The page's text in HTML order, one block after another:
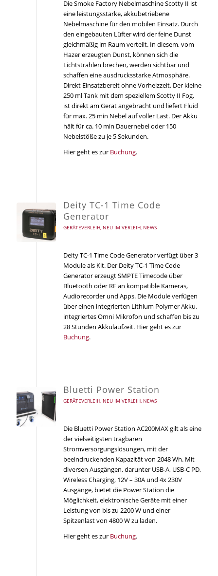
Die Smoke Factory Nebelmaschine Scotty II ist
eine leistungsstarke, akkubetriebene
Nebelmaschine für den mobilen Einsatz. Durch
den eingebauten Lüfter wird der feine Dunst
gleichmäßig im Raum verteilt. In diesem, vom
Hazer erzeugten Dunst, können sich die
Lichtstrahlen brechen, werden sichtbar und
schaffen eine ausdrucksstarke Atmosphäre.
Direkt Einsatzbereit ohne Vorheizzeit. Der kleine
250 ml Tank mit dem speziellem Scotty II Fog,
ist direkt am Gerät angebracht und liefert Fluid
für max. 25 min Nebel auf voller Last. Der Akku
hält für ca. 10 min Dauernebel oder 150
Nebelstöße zu je 5 Sekunden.
Hier geht es zur Buchung.
Deity TC-1 Time Code
Generator
GERÄTEVERLEIH, NEU IM VERLEIH, NEWS
Deity TC-1 Time Code Generator verfügt über 3
Module als Kit. Der Deity TC-1 Time Code
Generator erzeugt SMPTE Timecode über
Bluetooth oder RF an kompatible Kameras,
Audiorecorder und Apps. Die Module verfügen
über einen integrierten Lithium Polymer Akku,
integriertes Omni Mikrofon und schaffen bis zu
28 Stunden Akkulaufzeit. Hier geht es zur
Buchung.
Bluetti Power Station
GERÄTEVERLEIH, NEU IM VERLEIH, NEWS
Die Bluetti Power Station AC200MAX gilt als eine
der vielseitigsten tragbaren
Stromversorgungslösungen, mit der
beeindruckenden Kapazität von 2048 Wh. Mit
diversen Ausgängen, darunter USB-A, USB-C PD,
Wireless Charging, 12V – 30A und 4x 230V
Ausgänge, bietet die Power Station die
Möglichkeit, elektronische Geräte mit einer
Leistung von bis zu 2200 W und einer
Spitzenlast von 4800 W zu laden.
Hier geht es zur Buchung.